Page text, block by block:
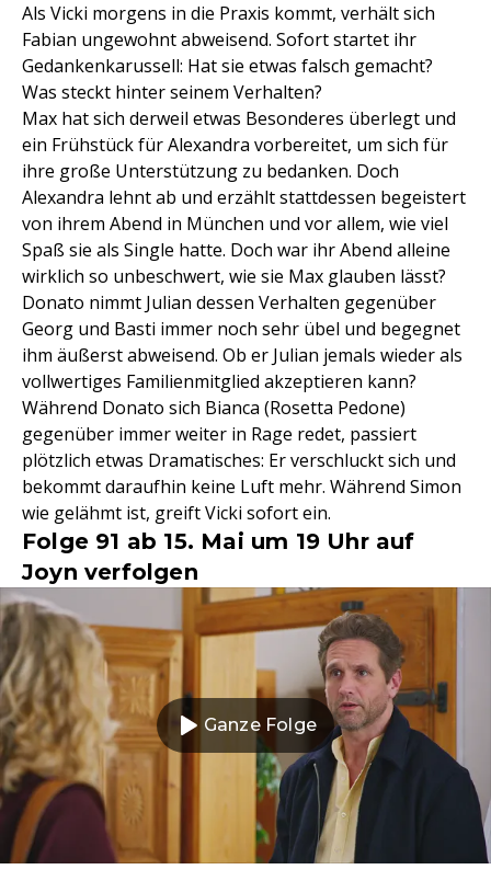
Als Vicki morgens in die Praxis kommt, verhält sich
Fabian ungewohnt abweisend. Sofort startet ihr
Gedankenkarussell: Hat sie etwas falsch gemacht?
Was steckt hinter seinem Verhalten?
Max hat sich derweil etwas Besonderes überlegt und
ein Frühstück für Alexandra vorbereitet, um sich für
ihre große Unterstützung zu bedanken. Doch
Alexandra lehnt ab und erzählt stattdessen begeistert
von ihrem Abend in München und vor allem, wie viel
Spaß sie als Single hatte. Doch war ihr Abend alleine
wirklich so unbeschwert, wie sie Max glauben lässt?
Donato nimmt Julian dessen Verhalten gegenüber
Georg und Basti immer noch sehr übel und begegnet
ihm äußerst abweisend. Ob er Julian jemals wieder als
vollwertiges Familienmitglied akzeptieren kann?
Während Donato sich Bianca (Rosetta Pedone)
gegenüber immer weiter in Rage redet, passiert
plötzlich etwas Dramatisches: Er verschluckt sich und
bekommt daraufhin keine Luft mehr. Während Simon
wie gelähmt ist, greift Vicki sofort ein.
Folge 91 ab 15. Mai um 19 Uhr auf
Joyn verfolgen
Ganze Folge